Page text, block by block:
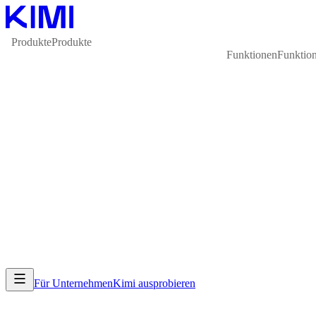
ProdukteProdukte
Funktionen
Für UnternehmenKimi ausprobieren